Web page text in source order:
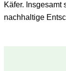
Käfer. Insgesamt
nachhaltige